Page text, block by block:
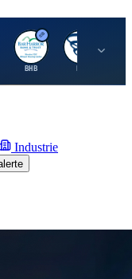
B
BHB
B
Industrie